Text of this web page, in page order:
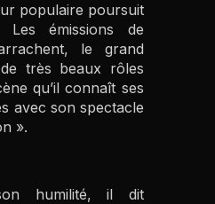
populaire poursuit
Les émissions de
le grand
très beaux rôles
qu’il connaît ses
avec son spectacle
».
humilité, il dit